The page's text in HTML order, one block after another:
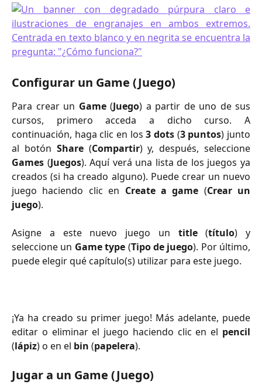
Configurar un Game (Juego)
Para crear un Game(Juego) a partir de uno de sus
cursos, primero acceda a dicho curso. A
continuación, haga clic en los3 dots (3 puntos) junto
al botón Share(Compartir) y, después, seleccione
Games (Juegos). Aquí verá una lista de los juegos ya
creados (si ha creado alguno). Puede crear un nuevo
juego haciendo clic en Create a game (Crear un
juego). ​
Asigne a este nuevo juego un title(título) y
seleccione un Game type (Tipo de juego). Por último,
puede elegir qué capítulo(s) utilizar para este juego.
¡Ya ha creado su primer juego! Más adelante, puede
editar o eliminar el juego haciendo clic en el pencil
(lápiz) o en el bin (papelera).
Jugar a un Game (Juego)